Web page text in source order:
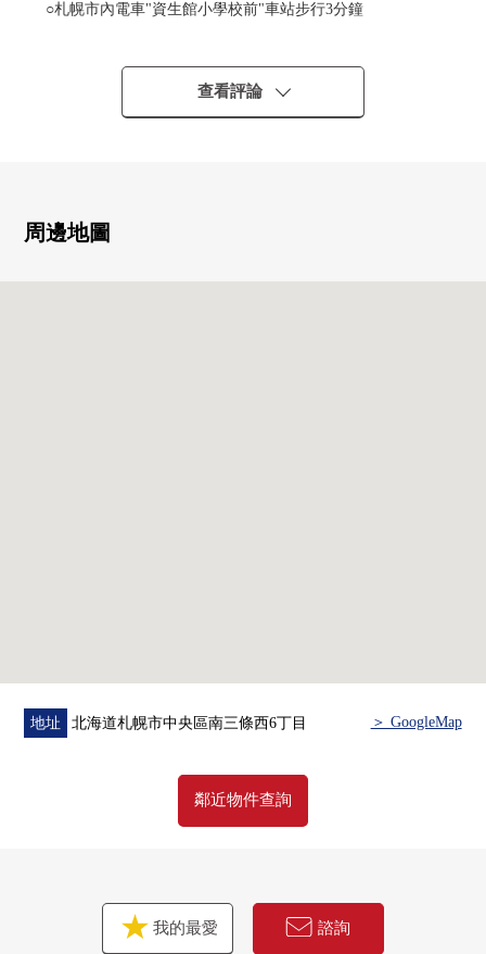
○札幌市內電車"資生館小學校前"車站步行3分鐘
○地下鐵南北線"大通"車站步行6分鐘
○市內電車和地下鐵的雙能夠連接
○鋼筋混凝土造14層樓14樓部分
查看評論
周邊地圖
地址 北海道札幌市中央區南三條西6丁目 ＞ GoogleMap
鄰近物件查詢
我的最愛 諮詢